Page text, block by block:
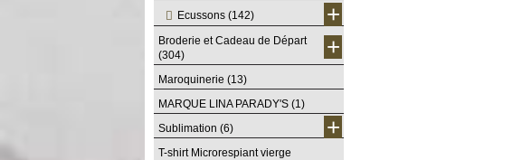
Ecussons (142) +
Broderie et Cadeau de Départ
(304)
+
Maroquinerie (13)
MARQUE LINA PARADY'S (1)
Sublimation (6) +
T-shirt Microrespiant vierge